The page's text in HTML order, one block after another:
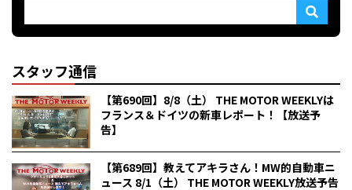
スタッフ通信
【第690回】8/8（土） THE MOTOR WEEKLYは
フランス＆ドイツの新車レポート！【放送予
告】
【第689回】教えてアキラさん！MW的自動車ニ
ュース 8/1（土） THE MOTOR WEEKLY放送予告